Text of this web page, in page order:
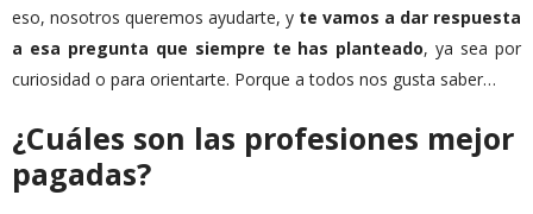
eso, nosotros queremos ayudarte, y te vamos a dar respuesta
a esa pregunta que siempre te has planteado, ya sea por
curiosidad o para orientarte. Porque a todos nos gusta saber…
¿Cuáles son las profesiones mejor
pagadas?